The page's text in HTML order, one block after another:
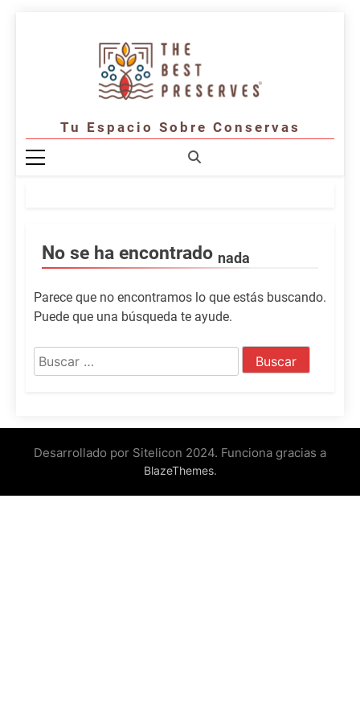
Tu Espacio Sobre Conservas
No se ha encontrado nada
Parece que no encontramos lo que estás buscando.
Puede que una búsqueda te ayude.
Buscar:
Desarrollado por Sitelicon 2024. Funciona gracias a
BlazeThemes.